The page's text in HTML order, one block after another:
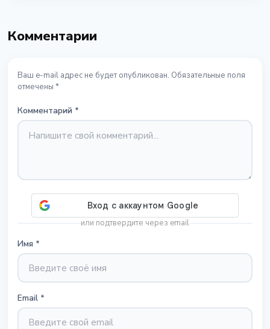
Комментарии
Ваш e-mail адрес не будет опубликован. Обязательные поля
отмечены *
Комментарий *
или подтвердите через email
Имя *
Email *